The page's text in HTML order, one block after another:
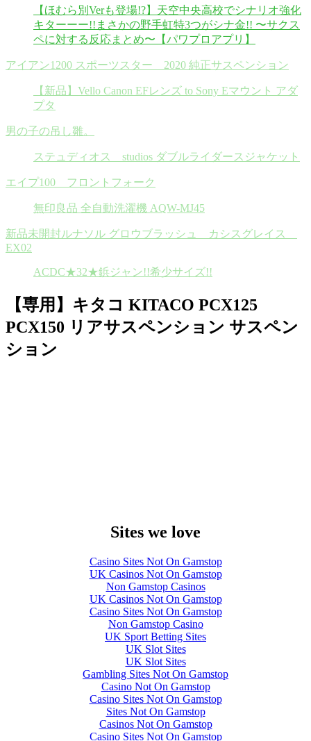
【ほむら別Verも登場!?】天空中央高校でシナリオ強化
キターーー!!まさかの野手虹特3つがシナ金!! 〜サクス
ペに対する反応まとめ〜【パワプロアプリ】
アイアン1200 スポーツスター 2020 純正サスペンション
【新品】Vello Canon EFレンズ to Sony Eマウント アダ
プタ
男の子の吊し雛。
ステュディオス studios ダブルライダースジャケット
エイプ100 フロントフォーク
無印良品 全自動洗濯機 AQW-MJ45
新品未開封ルナソル グロウブラッシュ カシスグレイス
EX02
ACDC★32★鋲ジャン!!希少サイズ!!
【専用】キタコ KITACO PCX125
PCX150 リアサスペンション サスペン
ション
Sites we love
Casino Sites Not On Gamstop
UK Casinos Not On Gamstop
Non Gamstop Casinos
UK Casinos Not On Gamstop
Casino Sites Not On Gamstop
Non Gamstop Casino
UK Sport Betting Sites
UK Slot Sites
UK Slot Sites
Gambling Sites Not On Gamstop
Casino Not On Gamstop
Casino Sites Not On Gamstop
Sites Not On Gamstop
Casinos Not On Gamstop
Casino Sites Not On Gamstop